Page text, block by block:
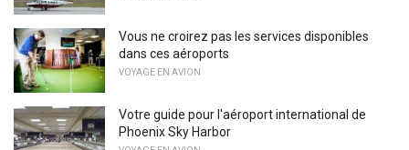
Vous ne croirez pas les services disponibles
dans ces aéroports
VOYAGE EN AVION
Votre guide pour l'aéroport international de
Phoenix Sky Harbor